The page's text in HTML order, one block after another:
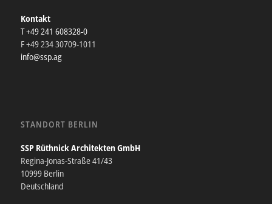
Kontakt
T +49 241 608328-0
F +49 234 30709-1011
info@ssp.ag
STANDORT BERLIN
SSP Rüthnick Architekten GmbH
Regina-Jonas-Straße 41/43
10999 Berlin
Deutschland